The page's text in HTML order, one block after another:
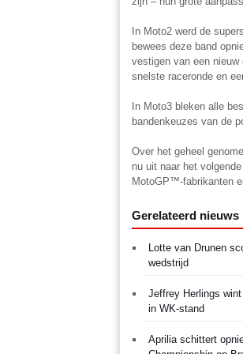
In Moto2 werd de
bewees deze band
vestigen van een
snelste raceronde en
In Moto3 bleken alle
bandenkeuzes van de
Over het geheel
nu uit naar het
MotoGP™-fabrikanten
Gerelateerd nieuws
Lotte van Drunen
wedstrijd
Jeffrey Herlings
in WK-stand
Aprilia schittert